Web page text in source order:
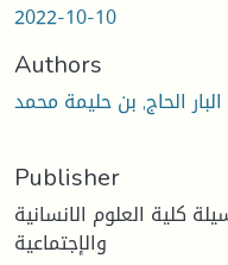
2022-10-10
Authors
البار الحاج, بن حليمة محمد
Publisher
كلية العلوم الانسانية
والإجتماعية